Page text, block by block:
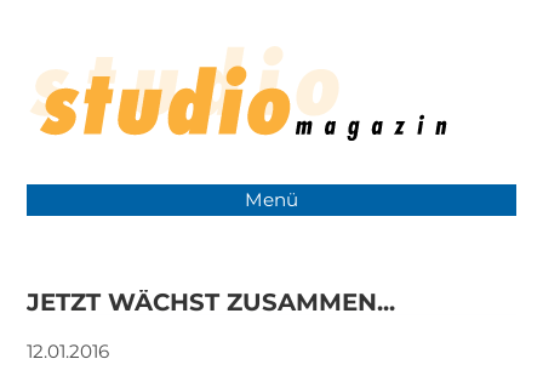
Menü
JETZT WÄCHST ZUSAMMEN...
12.01.2016